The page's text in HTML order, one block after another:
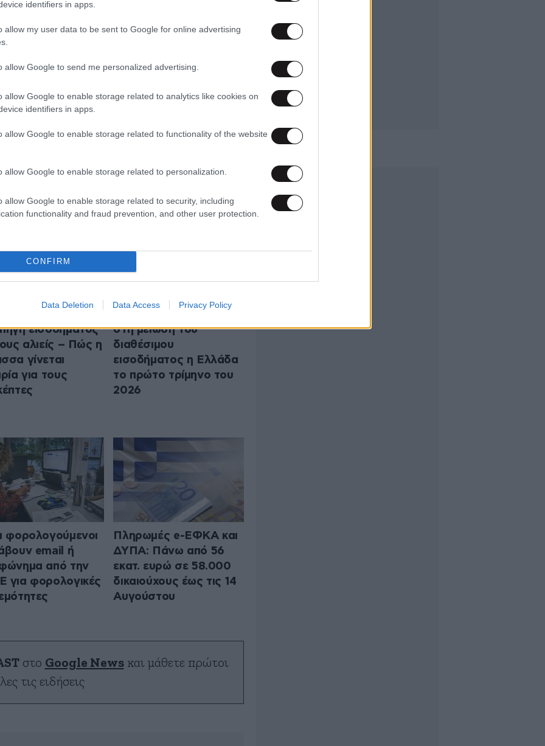
identifiers in apps.
allow my user data to be sent to Google for online advertising
allow Google to send me personalized advertising.
allow Google to enable storage related to analytics like cookies on
identifiers in apps.
allow Google to enable storage related to functionality of the website
allow Google to enable storage related to personalization.
allow Google to enable storage related to security, including
functionality and fraud prevention, and other user protection.
CONFIRM
Data Deletion Data Access Privacy Policy
ΟΙΚΟΝΟΜΙΑ
εισοδήματος
αλιείς – Πώς η
γίνεται
για τους
στη μείωση του
διαθέσιμου
εισοδήματος η Ελλάδα
το πρώτο τρίμηνο του
2026
φορολογούμενοι
email ή
από την
για φορολογικές
Πληρωμές e-ΕΦΚΑ και
ΔΥΠΑ: Πάνω από 56
εκατ. ευρώ σε 58.000
δικαιούχους έως τις 14
Αυγούστου
στο Google Newsκαι μάθετε πρώτοι
τις ειδήσεις